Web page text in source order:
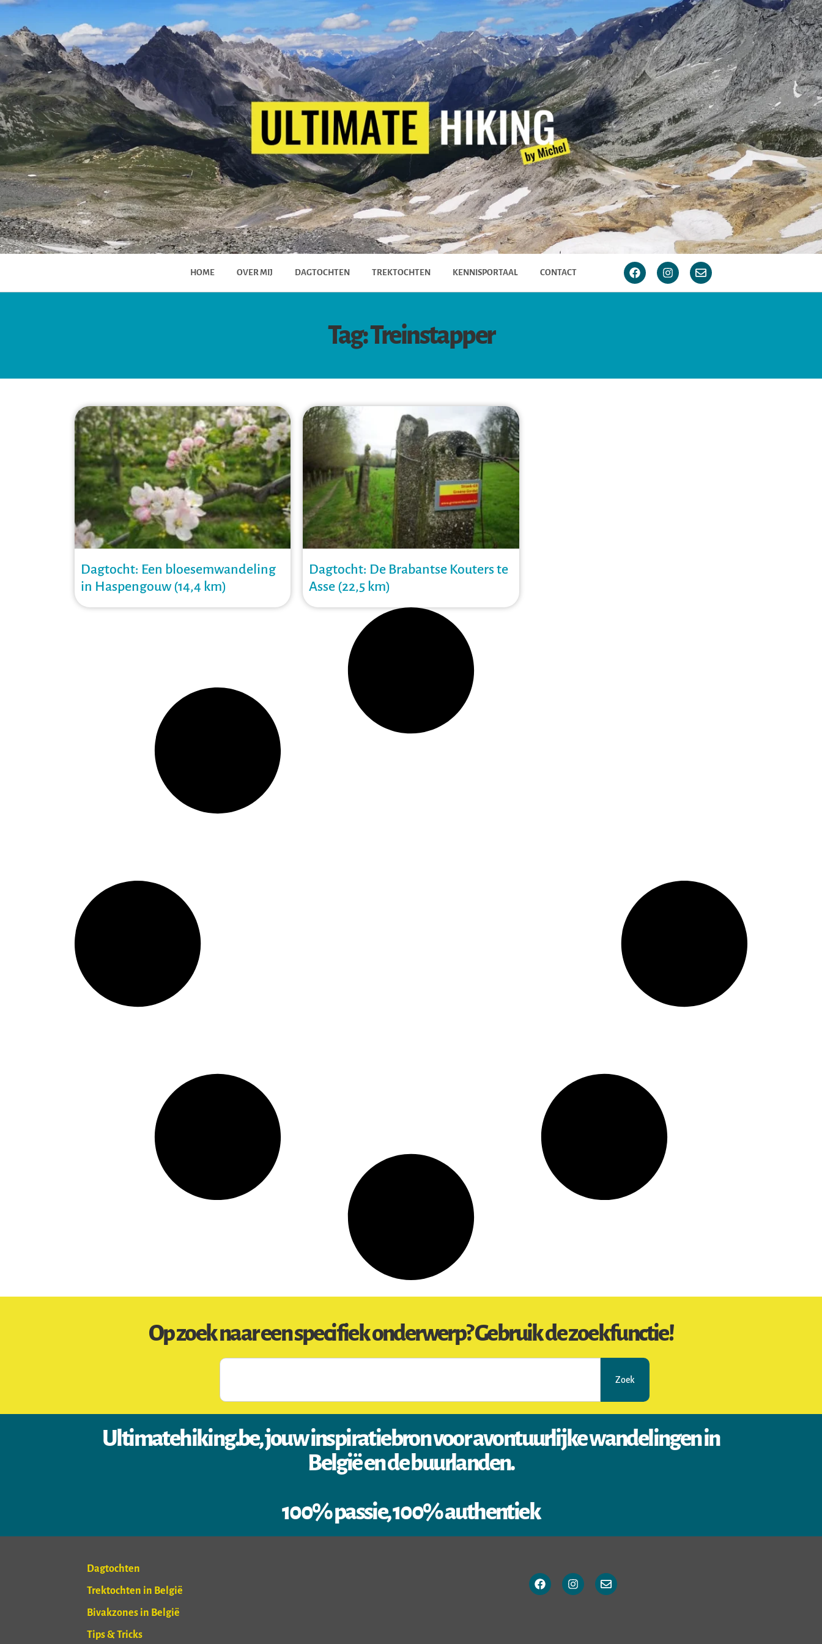
HOME OVER MIJ DAGTOCHTEN TREKTOCHTEN KENNISPORTAAL CONTACT
Tag: Treinstapper
Dagtocht: Een bloesemwandeling
in Haspengouw (14,4 km)
Dagtocht: De Brabantse Kouters te
Asse (22,5 km)
Op zoek naar een specifiek onderwerp? Gebruik de zoekfunctie!
Zoek
Ultimatehiking.be, jouw inspiratiebron voor avontuurlijke wandelingen in
België en de buurlanden.
100% passie, 100% authentiek
Dagtochten
Trektochten in België
Bivakzones in België
Tips & Tricks